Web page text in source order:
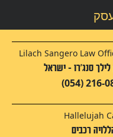
Lilach Sangero Law
לילך סנג'רו - ישראל
(054) 216-
Hallelujah
רכבים